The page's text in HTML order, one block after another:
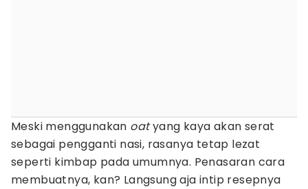
Meski menggunakan oatyang kaya akan serat
sebagai pengganti nasi, rasanya tetap lezat
seperti kimbap pada umumnya. Penasaran cara
membuatnya, kan? Langsung aja intip resepnya